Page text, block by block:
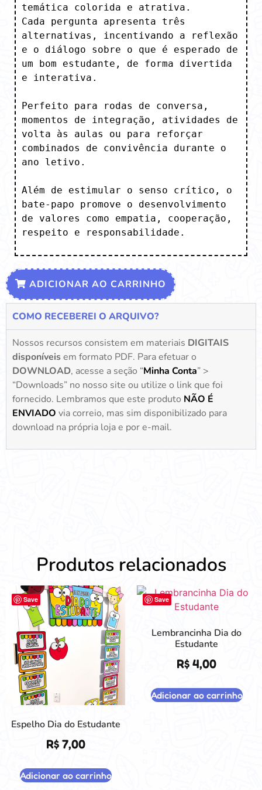
temática colorida e atrativa.
Cada pergunta apresenta três
alternativas, incentivando a reflexão
e o diálogo sobre o que é esperado de
um bom estudante, de forma divertida
e interativa.
Perfeito para rodas de conversa,
momentos de integração, atividades de
volta às aulas ou para reforçar
combinados de convivência durante o
ano letivo.
Além de estimular o senso crítico, o
bate-papo promove o desenvolvimento
de valores como empatia, cooperação,
respeito e responsabilidade.
ADICIONAR AO CARRINHO
COMO RECEBEREI O ARQUIVO?
Nossos recursos consistem em materiais DIGITAIS
disponíveisem formato PDF. Para efetuar o
DOWNLOAD, acesse a seção “Minha Conta” >
“Downloads” no nosso site ou utilize o link que foi
fornecido. Lembramos que este produto NÃO É
ENVIADO via correio, mas sim disponibilizado para
download na própria loja e por e-mail.
Produtos relacionados
Save
Espelho Dia do Estudante
R$7,00
Adicionar ao carrinho
Save
Lembrancinha Dia do
Estudante
R$ 4,00
Adicionar ao carrinho